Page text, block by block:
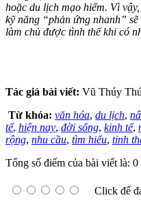
hoặc du lịch mạo hiểm. Vì
kỹ năng “phản ứng nhanh”
làm chủ được tình thế khi có
Tác giả bài viết: Vũ Thúy
Từ khóa: văn hóa, du lịch,
tế, hiện nay, đời sống, kinh tế,
rộng, nhu cầu, tìm hiểu, tinh
Tổng số điểm của bài viết là:
Click để